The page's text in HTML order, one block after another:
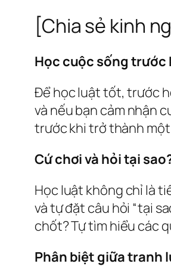
[Chia sẻ kinh
Học cuộc sống trước
Để học luật tốt, trước
và nếu bạn cảm nhận
trước khi trở thành
Cứ chơi và hỏi tại
Học luật không chỉ là
và tự đặt câu hỏi “tại
chốt? Tự tìm hiểu các
Phân biệt giữa tranh